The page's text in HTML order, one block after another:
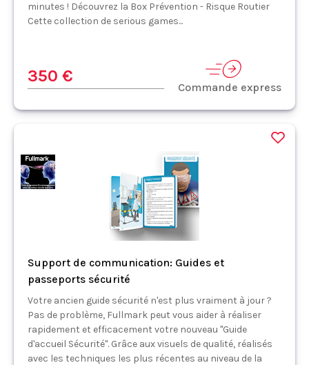
minutes ! Découvrez la Box Prévention - Risque Routier
Cette collection de serious games...
350 €
Commande express
Support de communication: Guides et
passeports sécurité
Votre ancien guide sécurité n'est plus vraiment à jour ?
Pas de problème, Fullmark peut vous aider à réaliser
rapidement et efficacement votre nouveau "Guide
d'accueil Sécurité". Grâce aux visuels de qualité, réalisés
avec les techniques les plus récentes au niveau de la